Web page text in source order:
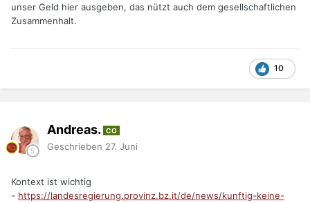
unser Geld hier ausgeben, das nützt auch dem gesellschaftlichen
Zusammenhalt.
10
Andreas. CO
Geschrieben 27. Juni
Kontext ist wichtig
- https://landesregierung.provinz.bz.it/de/news/kunftig-keine-